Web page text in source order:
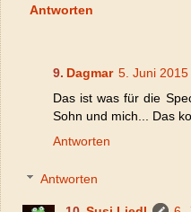
Antworten
Dagmar 5. Juni
Das ist was für die
Sohn und mich... Das
Antworten
Antworten